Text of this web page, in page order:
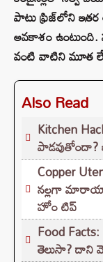
పాటు ఫ్రిజ్‌లోని
అవకాశం ఉంటుంది.
వంటి వాటిని మూత
Also Read
Kitchen
పాడవుతోందా?
Copper
నల్లగా
హోం టిప్
Food
తెలుసా? దాని